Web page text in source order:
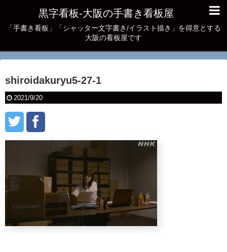
黒字看板‐大阪の手書き看板屋
「手書き看板」「シャッター文字書き/イラスト描き」を得意とする
大阪の看板屋です
shiroidakuryu5-27-1
2021/9/20